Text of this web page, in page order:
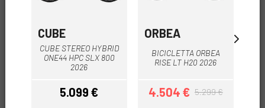
CUBE
CUBE STEREO HYBRID
ONE44 HPC SLX 800
2026
Prezzo
5.099 €
ORBEA
BICICLETTA ORBEA
RISE LT H20 2026
Prezzo
4.504 €Prezzo base
5.299 €